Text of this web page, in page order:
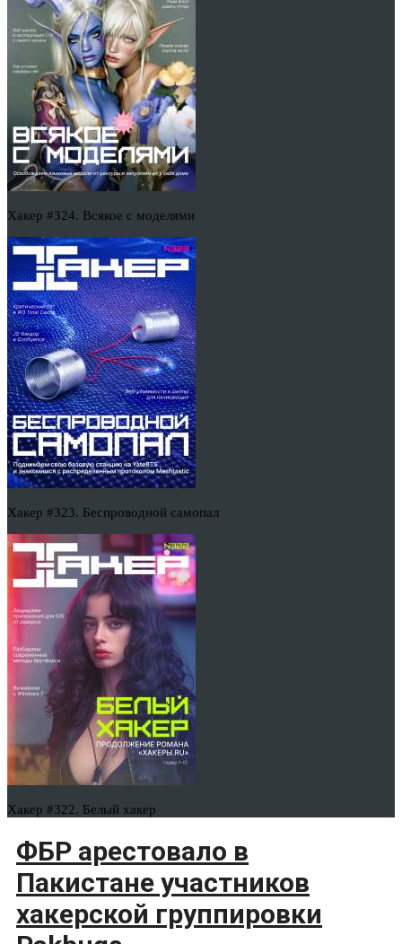
Хакер #324. Всякое с моделями
Хакер #323. Беспроводной самопал
Хакер #322. Белый хакер
ФБР арестовало в
Пакистане участников
хакерской группировки